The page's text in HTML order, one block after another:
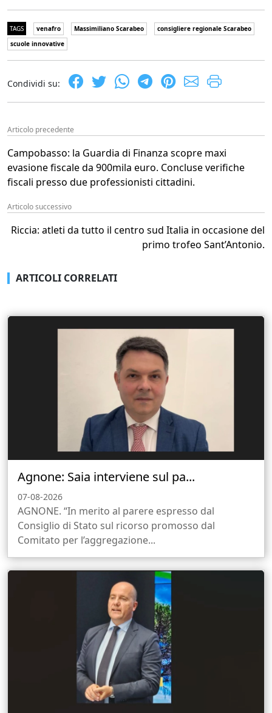
TAGS venafro Massimiliano Scarabeo
consigliere regionale Scarabeo
scuole innovative
Condividi su:
Articolo precedente
Campobasso: la Guardia di Finanza scopre maxi
evasione fiscale da 900mila euro. Concluse verifiche
fiscali presso due professionisti cittadini.
Articolo successivo
Riccia: atleti da tutto il centro sud Italia in occasione del
primo trofeo Sant’Antonio.
ARTICOLI CORRELATI
Agnone: Saia interviene sul pa...
07-08-2026
AGNONE. “In merito al parere espresso dal
Consiglio di Stato sul ricorso promosso dal
Comitato per l’aggregazione...